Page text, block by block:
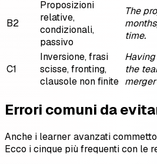
B2
Proposizioni
relative,
condizionali,
passivo
The
time.
C1
Inversione, frasi
scisse, fronting,
clausole non finite
the
Errori comuni da
Anche i learner avanzati
Ecco i cinque più frequenti con le